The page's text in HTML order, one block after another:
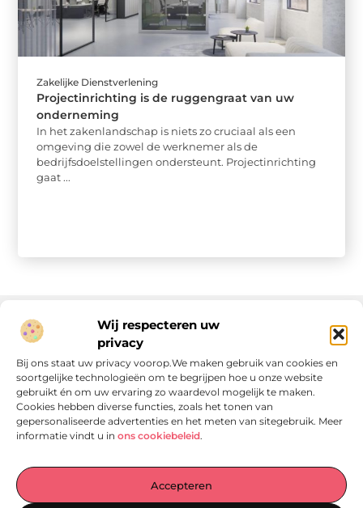
Wij respecteren uw
privacy
Bij ons staat uw privacy voorop.We maken gebruik van cookies en
soortgelijke technologieën om te begrijpen hoe u onze website
gebruikt én om uw ervaring zo waardevol mogelijk te maken.
Cookies hebben diverse functies, zoals het tonen van
gepersonaliseerde advertenties en het meten van sitegebruik. Meer
informatie vindt u in ons cookiebeleid.
Accepteren
Zakelijke Dienstverlening
Projectinrichting is de ruggengraat van uw
onderneming
In het zakenlandschap is niets zo cruciaal als een
omgeving die zowel de werknemer als de
bedrijfsdoelstellingen ondersteunt. Projectinrichting
gaat ...
zetten
, praktische tips waar je écht iets aan hebt en artikelen
Onze informatie